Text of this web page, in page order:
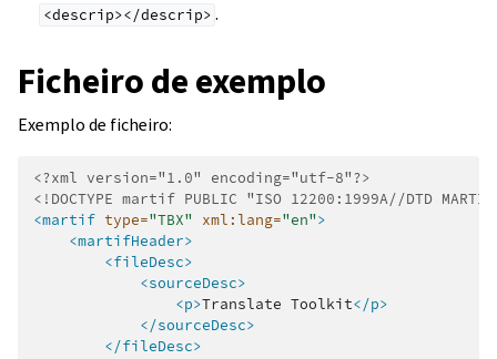
<descrip></descrip> .
Ficheiro de exemplo
Exemplo de ficheiro:
<?xml version="1.0" encoding="utf-8"?>
<!DOCTYPE martif PUBLIC "ISO 12200:1999A//DTD
<martif type="TBX" xml:lang="en">
<martifHeader>
<fileDesc>
<sourceDesc>
<p>Translate Toolkit</p>
</sourceDesc>
</fileDesc>